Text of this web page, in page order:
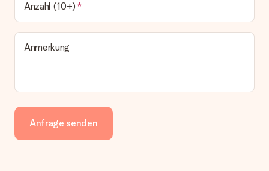
Anzahl (10+)
Anmerkung
Anfrage senden